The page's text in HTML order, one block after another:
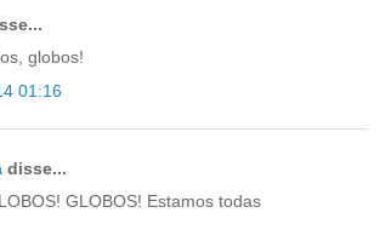
globos!
01:16
disse...
GLOBOS! Estamos todas